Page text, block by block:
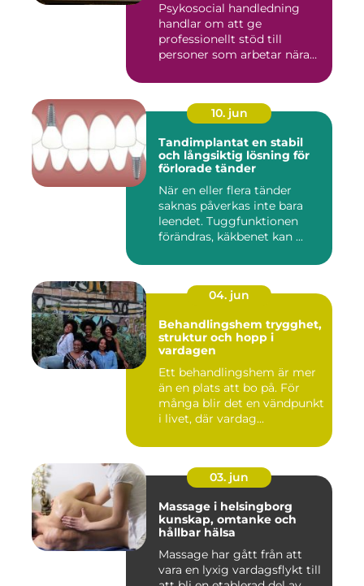
Psykosocial handledning
handlar om att ge
professionellt stöd till
personer som arbetar nära
10. jun
Tandimplantat en stabil
och långsiktig lösning för
förlorade tänder
När en eller flera tänder
saknas påverkas inte bara
leendet. Tuggfunktionen
förändras, käkbenet kan ...
04. jun
Behandlingshem trygghet,
struktur och hopp i
vardagen
Ett behandlingshem är mer
än en plats att bo på. För
många blir det en vändpunkt
i livet, där vardag...
03. jun
Massage i helsingborg
kunskap, omtanke och
hållbar hälsa
Massage har gått från att
vara en lyxig vardagsflykt till